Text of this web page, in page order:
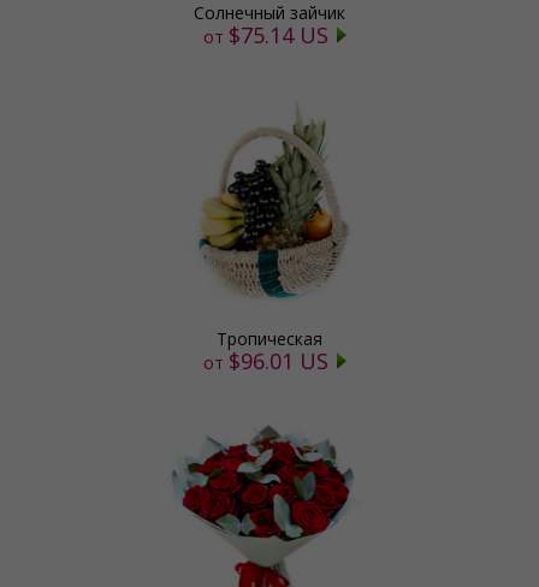
Солнечный зайчик
от $75.14 US
Тропическая
от $96.01 US